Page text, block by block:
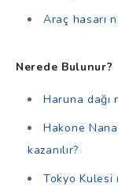
Araç hasarı
Nerede Bulunur?
Haruna dağı
Hakone
kazanılır?
Tokyo Kulesi